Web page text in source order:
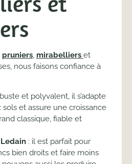
pruniers, mirabelliers et
nous faisons confiance à
et polyvalent, il s’adapte
et assure une croissance
classique, fiable et
: il est parfait pour
bien droits et faire moins